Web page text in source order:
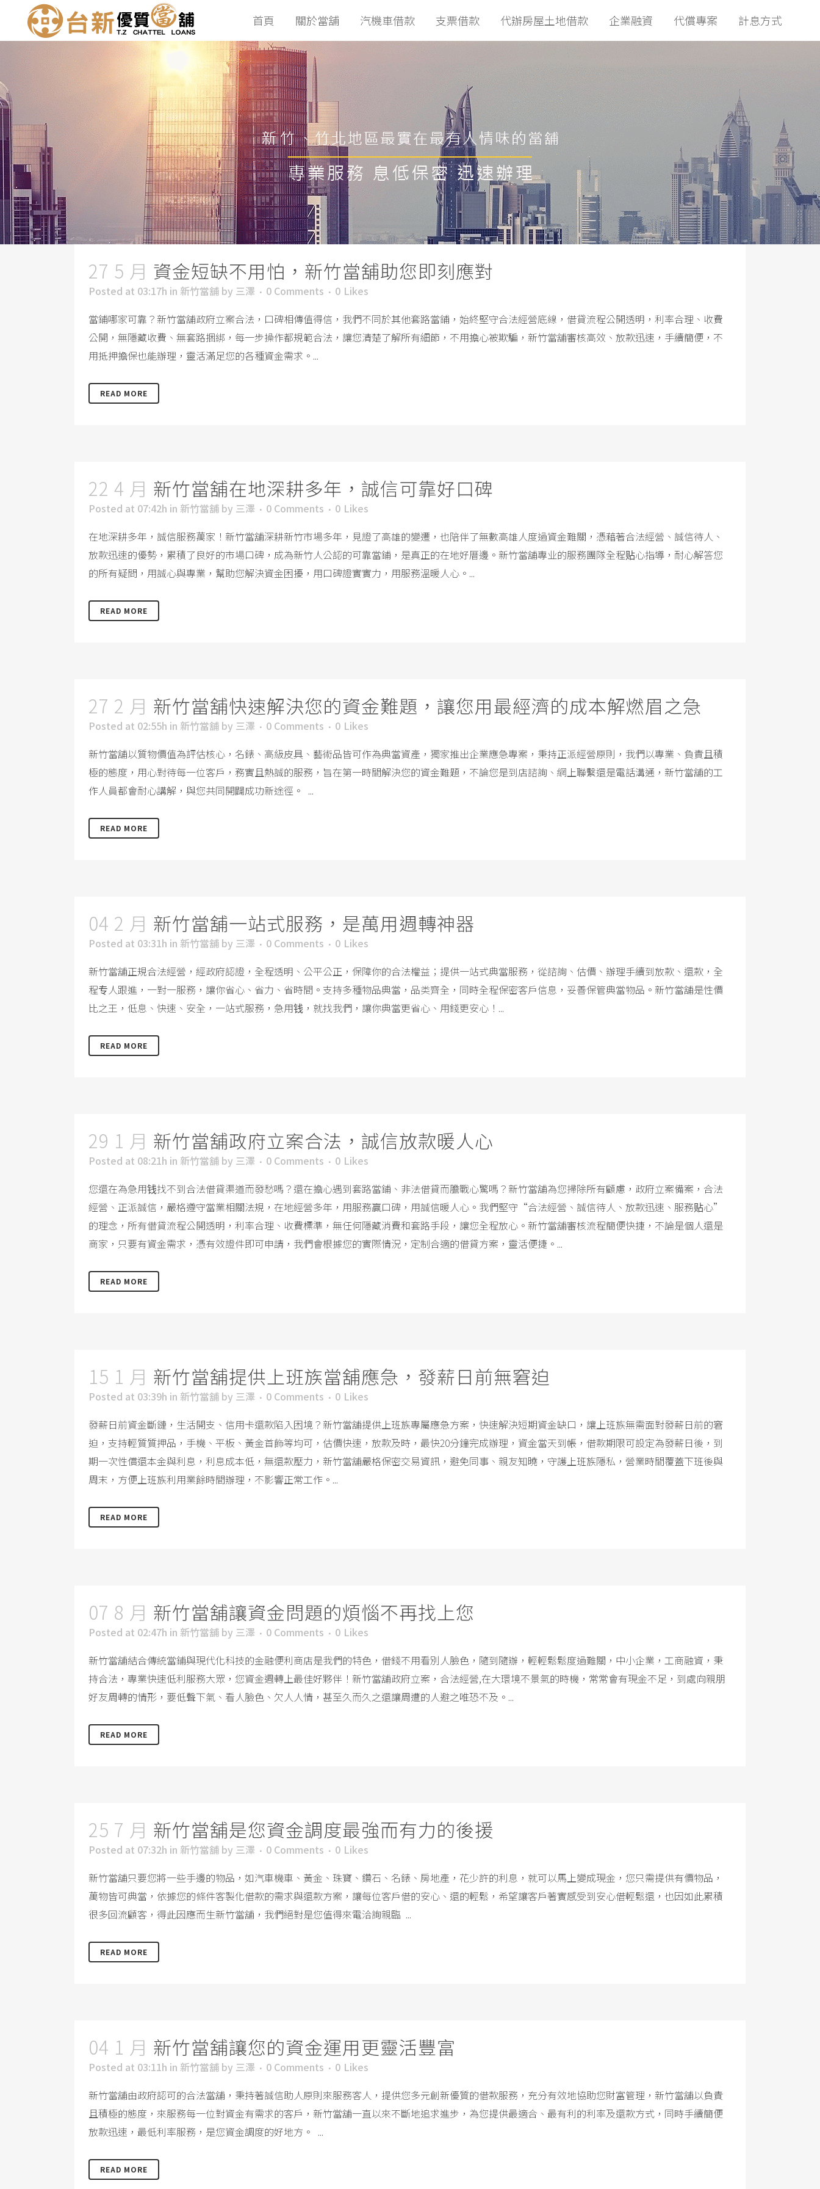
首頁 關於當舖 汽機車借款 支票借款 代辦房屋土地借款 企業融資 代償專案 計息方式
27 5 月 資金短缺不用怕，新竹當舖助您即刻應對
Posted at 03:17h in 新竹當舖 by 三澤 0 Comments 0 Likes
當鋪哪家可靠？新竹當舖政府立案合法，口碑相傳值得信，我們不同於其他套路當鋪，始終堅守合法經營底線，借貸流程公開透明，利率合理、收費
公開，無隱藏收費、無套路捆綁，每一步操作都規範合法，讓您清楚了解所有細節，不用擔心被欺騙，新竹當舖審核高效、放款迅速，手續簡便，不
用抵押擔保也能辦理，靈活滿足您的各種資金需求。...
READ MORE
22 4 月 新竹當舖在地深耕多年，誠信可靠好口碑
Posted at 07:42h in 新竹當舖 by 三澤 0 Comments 0 Likes
在地深耕多年，誠信服務萬家！新竹當舖深耕新竹市場多年，見證了高雄的變遷，也陪伴了無數高雄人度過資金難關，憑藉著合法經營、誠信待人、
放款迅速的優勢，累積了良好的市場口碑，成為新竹人公認的可靠當鋪，是真正的在地好厝邊。新竹當舖專业的服務團隊全程贴心指導，耐心解答您
的所有疑問，用誠心與專業，幫助您解決資金困擾，用口碑證實實力，用服務溫暖人心。...
READ MORE
27 2 月 新竹當舖快速解決您的資金難題，讓您用最經濟的成本解燃眉之急
Posted at 02:55h in 新竹當舖 by 三澤 0 Comments 0 Likes
新竹當舖以質物價值為評估核心，名錶、高級皮具、藝術品皆可作為典當資產，獨家推出企業應急專案，秉持正派經營原則，我們以專業、負責且積
極的態度，用心對待每一位客戶，務實且熱誠的服務，旨在第一時間解決您的資金難題，不論您是到店諮詢、網上聯繫還是電話溝通，新竹當舖的工
作人員都會耐心講解，與您共同開闢成功新途徑。 ...
READ MORE
04 2 月 新竹當舖一站式服務，是萬用週轉神器
Posted at 03:31h in 新竹當舖 by 三澤 0 Comments 0 Likes
新竹當舖正規合法經營，經政府認證，全程透明、公平公正，保障你的合法權益；提供一站式典當服務，從諮詢、估價、辦理手續到放款、還款，全
程专人跟進，一對一服務，讓你省心、省力、省時間。支持多種物品典當，品类齊全，同時全程保密客戶信息，妥善保管典當物品。新竹當舖是性價
比之王，低息、快速、安全，一站式服務，急用钱，就找我們，讓你典當更省心、用錢更安心！...
READ MORE
29 1 月 新竹當舖政府立案合法，誠信放款暖人心
Posted at 08:21h in 新竹當舖 by 三澤 0 Comments 0 Likes
您還在為急用钱找不到合法借貸渠道而發愁嗎？還在擔心遇到套路當鋪、非法借貸而膽戰心驚嗎？新竹當舖為您掃除所有顧慮，政府立案備案，合法
經營、正派誠信，嚴格遵守當業相關法規，在地經營多年，用服務贏口碑，用誠信暖人心。我們堅守“合法經營、誠信待人、放款迅速、服務贴心”
的理念，所有借貸流程公開透明，利率合理、收費標準，無任何隱藏消費和套路手段，讓您全程放心。新竹當舖審核流程簡便快捷，不論是個人還是
商家，只要有資金需求，憑有效證件即可申請，我們會根據您的實際情況，定制合適的借貸方案，靈活便捷。...
READ MORE
15 1 月 新竹當舖提供上班族當舖應急，發薪日前無窘迫
Posted at 03:39h in 新竹當舖 by 三澤 0 Comments 0 Likes
發薪日前資金斷鏈，生活開支、信用卡還款陷入困境？新竹當舖提供上班族專屬應急方案，快速解決短期資金缺口，讓上班族無需面對發薪日前的窘
迫，支持輕質質押品，手機、平板、黃金首飾等均可，估價快速，放款及時，最快20分鐘完成辦理，資金當天到帳，借款期限可設定為發薪日後，到
期一次性償還本金與利息，利息成本低，無還款壓力，新竹當舖嚴格保密交易資訊，避免同事、親友知曉，守護上班族隱私，營業時間覆蓋下班後與
周末，方便上班族利用業餘時間辦理，不影響正常工作。...
READ MORE
07 8 月 新竹當舖讓資金問題的煩惱不再找上您
Posted at 02:47h in 新竹當舖 by 三澤 0 Comments 0 Likes
新竹當舖結合傳統當鋪與現代化科技的金融便利商店是我們的特色，借錢不用看別人臉色，隨到隨辦，輕輕鬆鬆度過難關，中小企業，工商融資，秉
持合法，專業快速低利服務大眾，您資金週轉上最佳好夥伴！新竹當舖政府立案，合法經營,在大環境不景氣的時機，常常會有現金不足，到處向親朋
好友周轉的情形，要低聲下氣、看人臉色、欠人人情，甚至久而久之還讓周遭的人避之唯恐不及。...
READ MORE
25 7 月 新竹當舖是您資金調度最強而有力的後援
Posted at 07:32h in 新竹當舖 by 三澤 0 Comments 0 Likes
新竹當舖只要您將一些手邊的物品，如汽車機車、黃金、珠寶、鑽石、名錶、房地產，花少許的利息，就可以馬上變成現金，您只需提供有價物品，
萬物皆可典當，依據您的條件客製化借款的需求與還款方案，讓每位客戶借的安心、還的輕鬆，希望讓客戶著實感受到安心借輕鬆還，也因如此累積
很多回流顧客，得此因應而生新竹當舖，我們絕對是您值得來電洽詢親臨 ...
READ MORE
04 1 月 新竹當舖讓您的資金運用更靈活豐富
Posted at 03:11h in 新竹當舖 by 三澤 0 Comments 0 Likes
新竹當舖由政府認可的合法當舖，秉持著誠信助人原則來服務客人，提供您多元創新優質的借款服務，充分有效地協助您財富管理，新竹當舖以負責
且積極的態度，來服務每一位對資金有需求的客戶，新竹當舖一直以來不斷地追求進步，為您提供最適合、最有利的利率及還款方式，同時手續簡便
放款迅速，最低利率服務，是您資金調度的好地方。 ...
READ MORE